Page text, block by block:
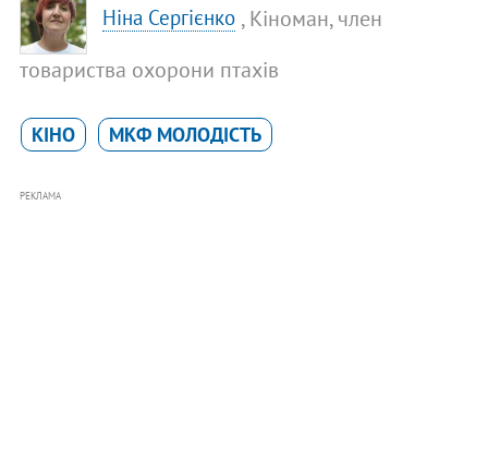
Ніна Сергієнко , Кіноман, член
товариства охорони птахів
КІНО МКФ МОЛОДІСТЬ
РЕКЛАМА